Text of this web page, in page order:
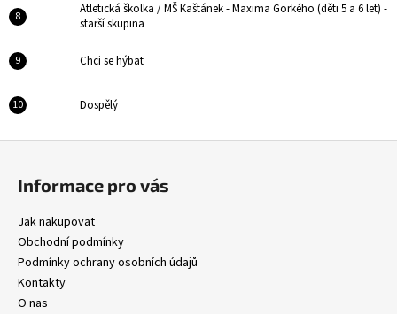
Atletická školka / MŠ Kaštánek - Maxima Gorkého (děti 5 a 6 let) -
starší skupina
Chci se hýbat
Dospělý
Informace pro vás
Jak nakupovat
Obchodní podmínky
Podmínky ochrany osobních údajů
Kontakty
O nas